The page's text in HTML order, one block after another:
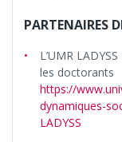
PARTENAIRES
L’UMR
les doctorants
https://
dynamiques-
LADYSS